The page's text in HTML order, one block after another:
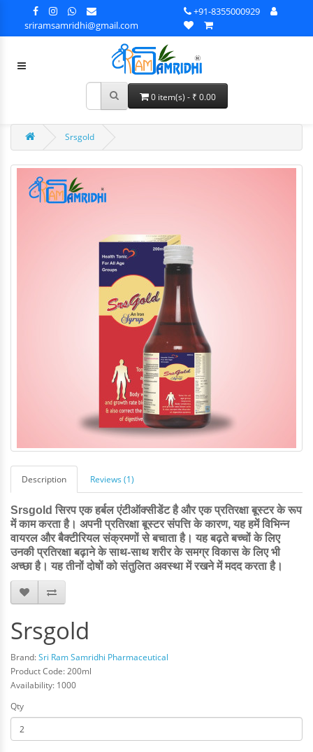
sriramsamridhi@gmail.com
+91-8355000929
0 item(s) - ₹ 0.00
Srsgold
Description Reviews (1)
Srsgold सिरप एक हर्बल एंटीऑक्सीडेंट है और एक प्रतिरक्षा बूस्टर के रूप
में काम करता है। अपनी प्रतिरक्षा बूस्टर संपत्ति के कारण, यह हमें विभिन्न
वायरल और बैक्टीरियल संक्रमणों से बचाता है। यह बढ़ते बच्चों के लिए
उनकी प्रतिरक्षा बढ़ाने के साथ-साथ शरीर के समग्र विकास के लिए भी
अच्छा है। यह तीनों दोषों को संतुलित अवस्था में रखने में मदद करता है।
Srsgold
Brand:Sri Ram Samridhi Pharmaceutical
Product Code: 200ml
Availability: 1000
Qty